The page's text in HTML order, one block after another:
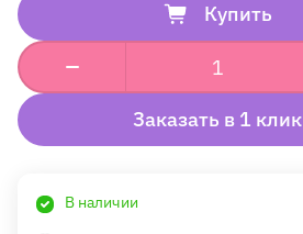
Купить
Заказать в 1 клик
В наличии